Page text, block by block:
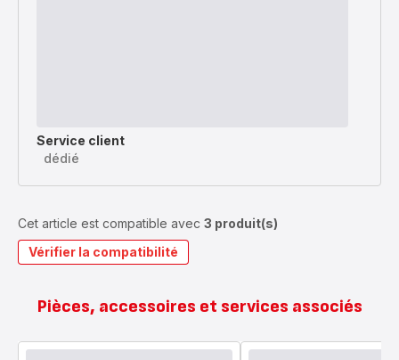
Service client
dédié
Cet article est compatible avec 3 produit(s)
Vérifier la compatibilité
Pièces, accessoires et services associés